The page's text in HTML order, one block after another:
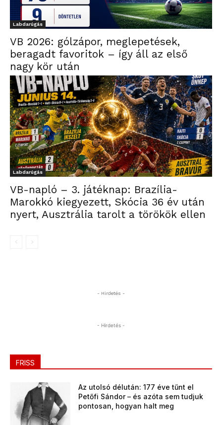
Labdarúgás
VB 2026: gólzápor, meglepetések,
beragadt favoritok – így áll az első
nagy kör után
Labdarúgás
VB-napló – 3. játéknap: Brazília-
Marokkó kiegyezett, Skócia 36 év után
nyert, Ausztrália tarolt a törökök ellen
- Hirdetés -
- Hirdetés -
FRISS
Az utolsó délután: 177 éve tűnt el
Petőfi Sándor – és azóta sem tudjuk
pontosan, hogyan halt meg